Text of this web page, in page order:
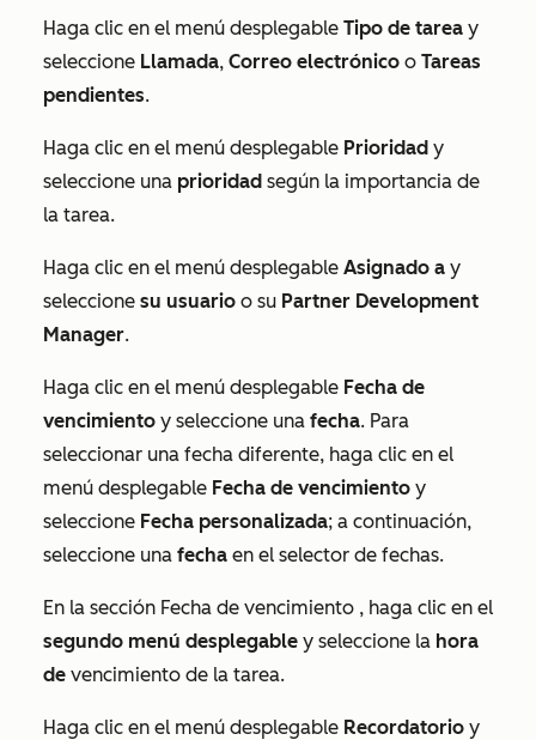
Haga clic en el menú desplegable Tipo de tarea y
seleccione Llamada, Correo electrónico o Tareas
pendientes.
Haga clic en el menú desplegable Prioridad y
seleccione una prioridad según la importancia de
la tarea.
Haga clic en el menú desplegable Asignado a y
seleccione su usuario o su Partner Development
Manager.
Haga clic en el menú desplegable Fecha de
vencimiento y seleccione una fecha. Para
seleccionar una fecha diferente, haga clic en el
menú desplegable Fecha de vencimiento y
seleccione Fecha personalizada; a continuación,
seleccione una fecha en el selector de fechas.
En la sección Fecha de vencimiento , haga clic en el
segundo menú desplegable y seleccione la hora
de vencimiento de la tarea.
Haga clic en el menú desplegable Recordatorio y